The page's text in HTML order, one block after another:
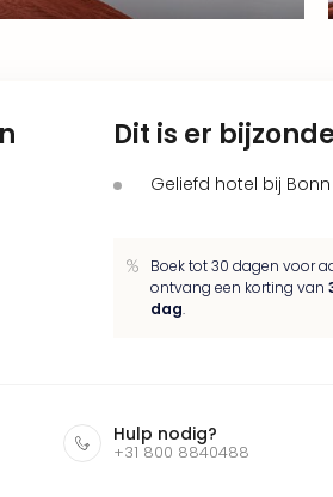
Dit is er
Geliefd hotel bij Bonn
Boek tot 30 dagen voor
ontvang een korting van
dag.
Hulp nodig?
+31 800 8840488